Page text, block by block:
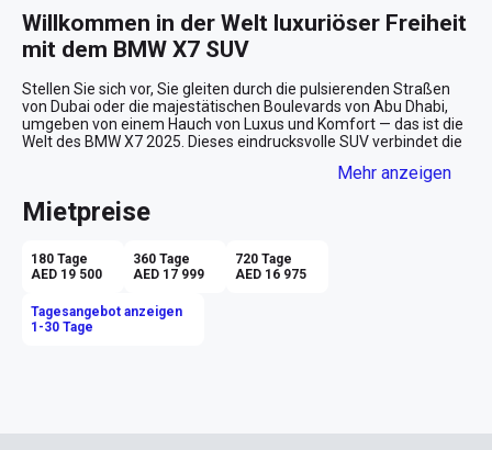
Willkommen in der Welt luxuriöser Freiheit
mit dem BMW X7 SUV
Stellen Sie sich vor, Sie gleiten durch die pulsierenden Straßen
von Dubai oder die majestätischen Boulevards von Abu Dhabi,
umgeben von einem Hauch von Luxus und Komfort — das ist die
Welt des BMW X7 2025. Dieses eindrucksvolle SUV verbindet die
Pracht der VAE-Städte. Perfekt für jene, die das
Der perfekte Begleiter für Ihre Abenteuer
Mit seinen sieben Sitzen bietet der BMW X7 großzügigen Raum
Shoppingtour in den prächtigen Malls von Dubai begeben oder
ein entspanntes Wochenende an den goldenen Stränden von
Mehr anzeigen
Mietpreise
180 Tage
AED 19 500
360 Tage
AED 17 999
720 Tage
AED 16 975
Tagesangebot anzeigen
1-30 Tage